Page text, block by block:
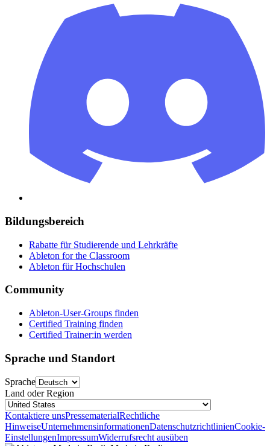
Bildungsbereich
Rabatte für Studierende und Lehrkräfte
Ableton for the Classroom
Ableton für Hochschulen
Community
Ableton-User-Groups finden
Certified Training finden
Certified Trainer:in werden
Sprache und Standort
Sprache
Land oder Region
Kontaktiere unsPressematerialRechtliche
HinweiseUnternehmensinformationenDatenschutzrichtlinienCookie-
EinstellungenImpressumWiderrufsrecht ausüben